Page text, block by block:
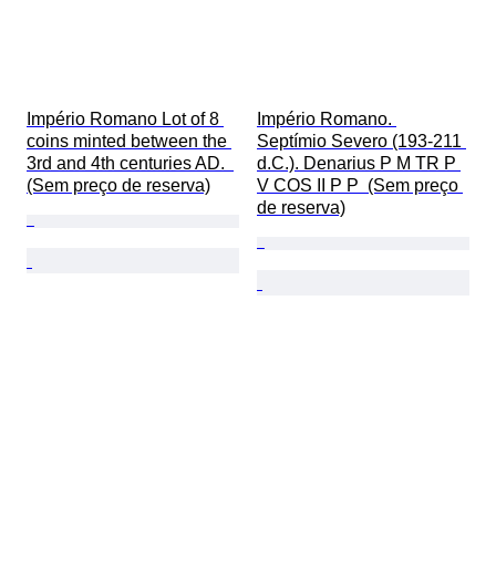
Império Romano Lot of 8
coins minted between the
3rd and 4th centuries AD.
(Sem preço de reserva)
Império Romano.
Septímio Severo (193-211
d.C.). Denarius P M TR P
V COS II P P  (Sem preço
de reserva)